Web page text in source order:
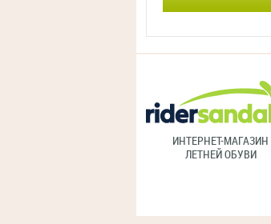
ИНТЕРНЕТ-МАГАЗИН
ЛЕТНЕЙ ОБУВИ